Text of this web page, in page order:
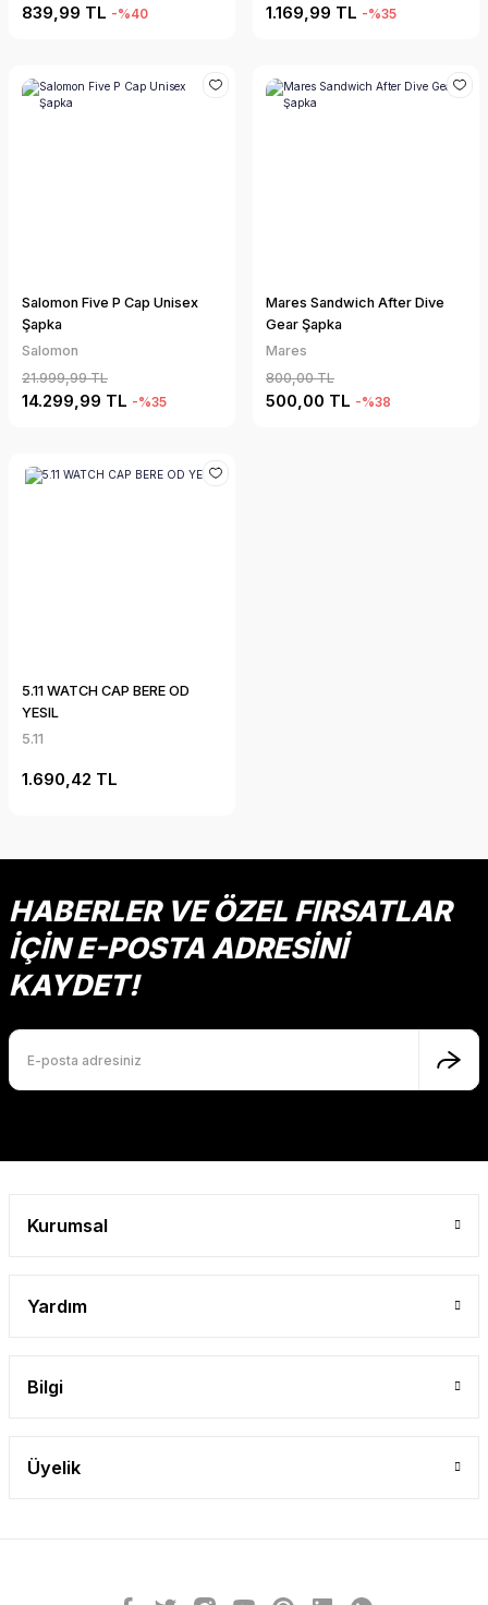
839,99 TL -%40 1.169,99 TL -%35
Salomon Five P Cap Unisex
Şapka
Salomon
21.999,99 TL
14.299,99 TL -%35
Mares Sandwich After Dive
Gear Şapka
Mares
800,00 TL
500,00 TL -%38
5.11 WATCH CAP BERE OD
YESIL
5.11
1.690,42 TL
HABERLER VE ÖZEL FIRSATLAR
İÇİN E-POSTA ADRESİNİ
KAYDET!
Kurumsal
Yardım
Bilgi
Üyelik